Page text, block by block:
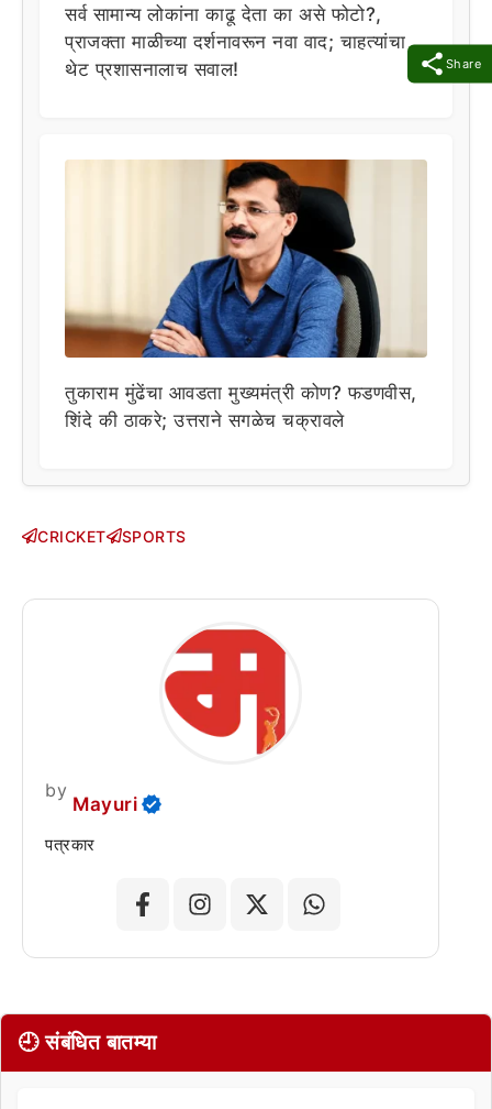
Share
सर्व सामान्य लोकांना काढू देता का असे फोटो?,
प्राजक्ता माळीच्या दर्शनावरून नवा वाद; चाहत्यांचा
थेट प्रशासनालाच सवाल!
तुकाराम मुंढेंचा आवडता मुख्यमंत्री कोण? फडणवीस,
शिंदे की ठाकरे; उत्तराने सगळेच चक्रावले
CRICKET SPORTS
by
Mayuri
पत्रकार
🕘 संबंधित बातम्या